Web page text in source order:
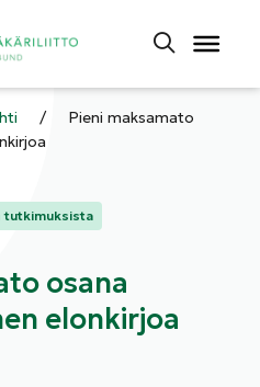
/
Pieni maksamato
tutkimuksista
osana
elonkirjoa